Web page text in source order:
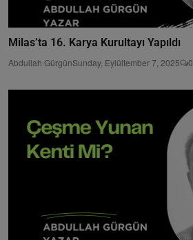
Milas’ta 16. Karya Kurultayı Yapıldı
Abdullah GürgünSunday, Eylültember 7, 2025 0